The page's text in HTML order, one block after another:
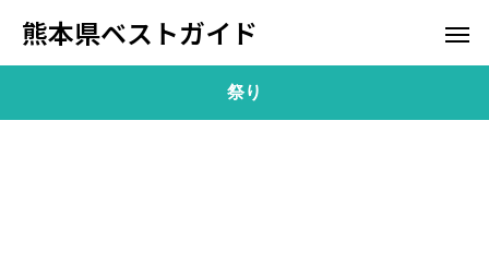
熊本県ベストガイド
祭り